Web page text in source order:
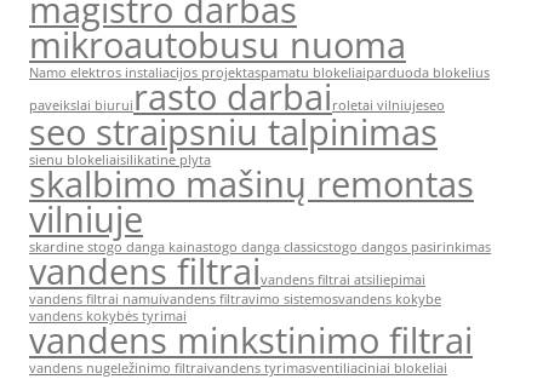
magistro darbas
mikroautobusu nuoma
Namo elektros instaliacijos projektaspamatu blokeliaiparduoda blokelius
paveikslai biurui rasto darbai roletai vilniujeseo
seo straipsniu talpinimas
sienu blokeliaisilikatine plyta
skalbimo mašinų remontas
vilniuje
skardine stogo danga kainastogo danga classicstogo dangos pasirinkimas
vandens filtraivandens filtrai atsiliepimai
vandens filtrai namuivandens filtravimo sistemosvandens kokybe
vandens kokybės tyrimai
vandens minkstinimo filtrai
vandens nugeležinimo filtraivandens tyrimasventiliaciniai blokeliai